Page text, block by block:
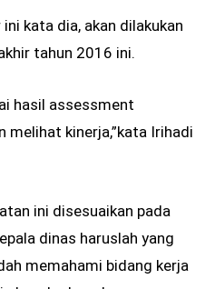
kata dia, akan dilakukan
tahun 2016 ini.
hasil assessment
melihat kinerja,”kata Irihadi
ini disesuaikan pada
dinas haruslah yang
memahami bidang kerja